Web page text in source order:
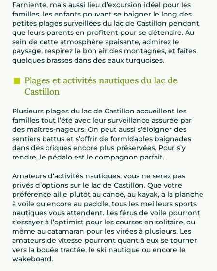
Farniente, mais aussi lieu d’excursion idéal pour les
familles, les enfants pouvant se baigner le long des
petites plages surveillées du lac de Castillon pendant
que leurs parents en profitent pour se détendre. Au
sein de cette atmosphère apaisante, admirez le
paysage, respirez le bon air des montagnes, et faites
quelques brasses dans des eaux turquoises.
Plages et activités nautiques du lac de
Castillon
Plusieurs plages du lac de Castillon accueillent les
familles tout l’été avec leur surveillance assurée par
des maîtres-nageurs. On peut aussi s’éloigner des
sentiers battus et s’offrir de formidables baignades
dans des criques encore plus préservées. Pour s’y
rendre, le pédalo est le compagnon parfait.
Amateurs d’activités nautiques, vous ne serez pas
privés d’options sur le lac de Castillon. Que votre
préférence aille plutôt au canoë, au kayak, à la planche
à voile ou encore au paddle, tous les meilleurs sports
nautiques vous attendent. Les férus de voile pourront
s’essayer à l’optimist pour les courses en solitaire, ou
même au catamaran pour les virées à plusieurs. Les
amateurs de vitesse pourront quant à eux se tourner
vers la bouée tractée, le ski nautique ou encore le
wakeboard.